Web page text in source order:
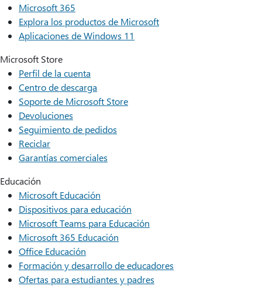
Microsoft 365
Explora los productos de Microsoft
Aplicaciones de Windows 11
Microsoft Store
Perfil de la cuenta
Centro de descarga
Soporte de Microsoft Store
Devoluciones
Seguimiento de pedidos
Reciclar
Garantías comerciales
Educación
Microsoft Educación
Dispositivos para educación
Microsoft Teams para Educación
Microsoft 365 Educación
Office Educación
Formación y desarrollo de educadores
Ofertas para estudiantes y padres